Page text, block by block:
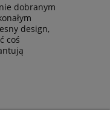
dobranym
design,
coś